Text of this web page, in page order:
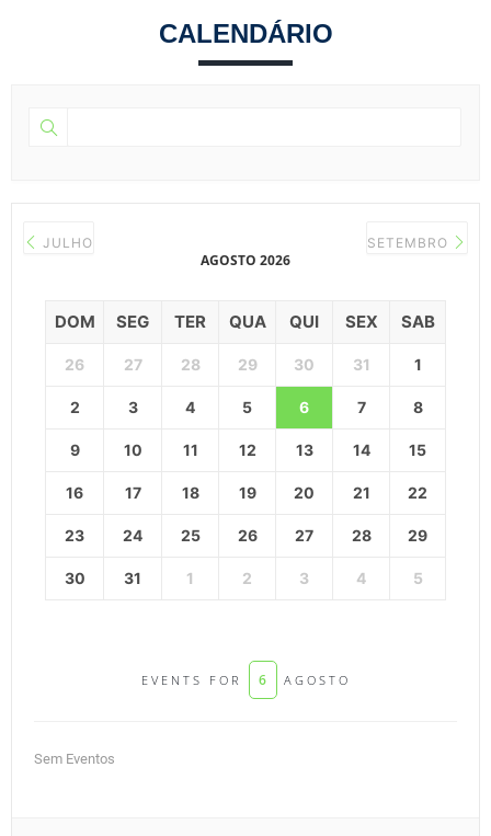
CALENDÁRIO
JULHO
AGOSTO 2026
SETEMBRO
DOM SEG TER QUA QUI SEX SAB
26 27 28 29 30 31 1
2 3 4 5 6 7 8
9 10 11 12 13 14 15
16 17 18 19 20 21 22
23 24 25 26 27 28 29
30 31 1 2 3 4 5
EVENTS FOR 6 AGOSTO
Sem Eventos